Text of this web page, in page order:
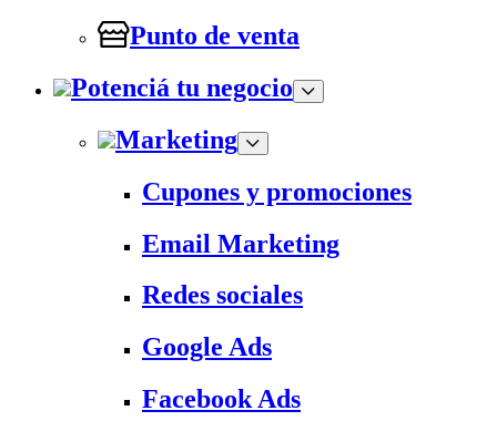
Punto de venta
Potenciá tu negocio
Marketing
Cupones y promociones
Email Marketing
Redes sociales
Google Ads
Facebook Ads